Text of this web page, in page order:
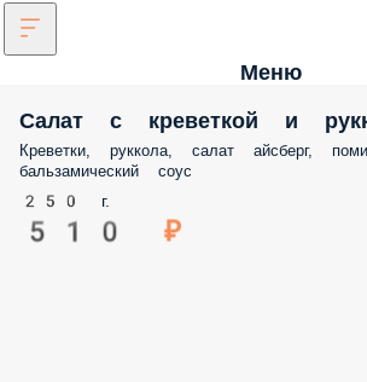
Меню
Салат с креветкой и
Креветки, руккола, салат айсберг, помидор,
соус
250 г.
510 ₽